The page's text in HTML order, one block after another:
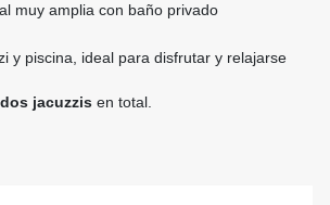
muy amplia con baño privado
y piscina, ideal para disfrutar y relajarse
dos jacuzzis en total.